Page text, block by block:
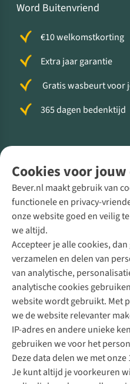
Cookies voor
Bever.nl maakt gebruik van
functionele en privacy-
onze website goed en veilig
we altijd.
Accepteer je alle cookies,
verzamelen en delen van
van analytische,
analytische cookies
website wordt gebruikt. Met
we de website relevanter
IP-adres en andere unieke
gebruiken we voor het
Deze data delen we met onze
Je kunt altijd je voorkeuren
Word Buitenvriend
€10 welkomstkorting
Extra jaar garantie
Gratis wasbeurt voor
365 dagen bedenktijd
Direct advies van een
+31 (0)85 888 50 88
+31 6 12 28 49 80
Contactformulier